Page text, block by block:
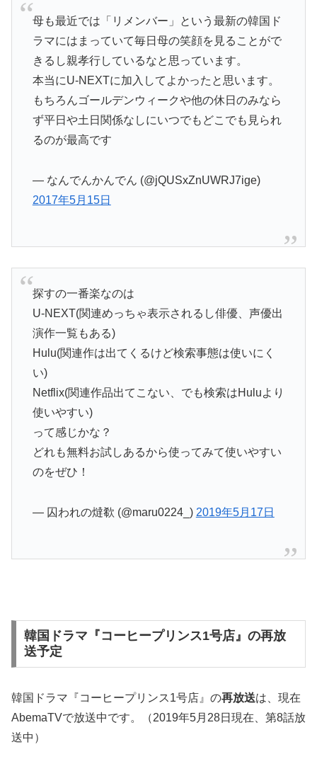
母も最近では「リメンバー」という最新の韓国ド
ラマにはまっていて毎日母の笑顔を見ることがで
きるし親孝行しているなと思っています。
本当にU-NEXTに加入してよかったと思います。
もちろんゴールデンウィークや他の休日のみなら
ず平日や土日関係なしにいつでもどこでも見られ
るのが最高です
— なんでんかんでん (@jQUSxZnUWRJ7ige)
2017年5月15日
探すの一番楽なのは
U-NEXT(関連めっちゃ表示されるし俳優、声優出
演作一覧もある)
Hulu(関連作は出てくるけど検索事態は使いにく
い)
Netflix(関連作品出てこない、でも検索はHuluより
使いやすい)
って感じかな？
どれも無料お試しあるから使ってみて使いやすい
のをぜひ！
— 囚われの燵欷 (@maru0224_) 2019年5月17日
韓国ドラマ『コーヒープリンス1号店』の再放
送予定
韓国ドラマ『コーヒープリンス1号店』の再放送は、現在
AbemaTVで放送中です。（2019年5月28日現在、第8話放
送中）